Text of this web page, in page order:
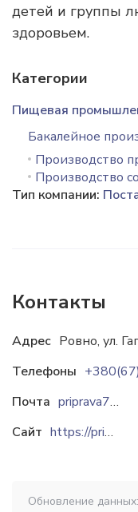
детей и группы
здоровьем.
Категории
Пищевая
Бакалейное
Производство
Производство
Тип компании:
Контакты
Адрес Ровно, ул.
Телефоны
Почта
priprava74@ukr.net
Сайт
https://pripravy.com.ua
Обновление